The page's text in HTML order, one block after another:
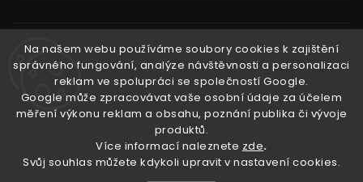
Na našem webu používáme soubory cookies k zajištění
správného fungování, analýze návštěvnosti a personalizaci
reklam ve spolupráci se společností Google.
Google může zpracovávat vaše osobní údaje za účelem
měření výkonu reklam a obsahu, poznání publika či vývoje
produktů.
Více informací naleznete zde.
Svůj souhlas můžete kdykoli upravit v nastavení cookies.
Instagram
Ať už ti nic neunikne!